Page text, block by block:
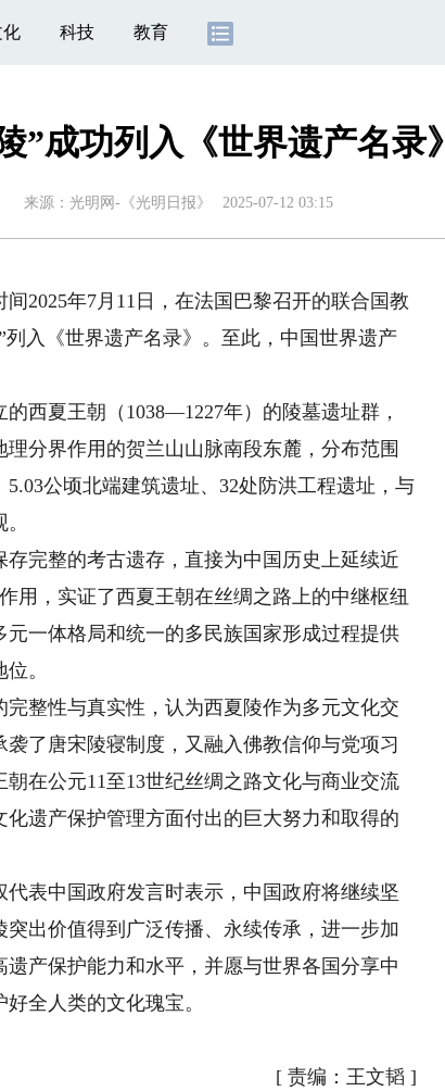
化 科技 教育
”成功列入《世界遗产名录》
来源： 光明网-《光明日报》 2025-07-12 03:15
间2025年7月11日，在法国巴黎召开的联合国教
入《世界遗产名录》。至此，中国世界遗产
西夏王朝（1038—1227年）的陵墓遗址群，
分界作用的贺兰山山脉南段东麓，分布范围
公顷北端建筑遗址、32处防洪工程遗址，与
完整的考古遗存，直接为中国历史上延续近
用，实证了西夏王朝在丝绸之路上的中继枢纽
一体格局和统一的多民族国家形成过程提供
。
整性与真实性，认为西夏陵作为多元文化交
了唐宋陵寝制度，又融入佛教信仰与党项习
在公元11至13世纪丝绸之路文化与商业交流
遗产保护管理方面付出的巨大努力和取得的
表中国政府发言时表示，中国政府将继续坚
出价值得到广泛传播、永续传承，进一步加
产保护能力和水平，并愿与世界各国分享中
全人类的文化瑰宝。
[ 责编：王文韬 ]